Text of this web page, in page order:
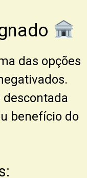
das opções
descontada
benefício do